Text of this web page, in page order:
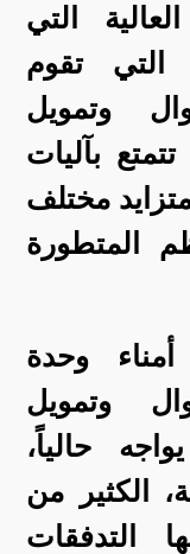
التي
التي تقوم
وتمويل
بآليات
مختلف
المتطورة
وحدة
وتمويل
حالياً،
الكثير من
التدفقات